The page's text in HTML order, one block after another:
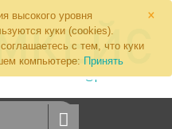
×
высокого уровня
куки (cookies).
с тем, что куки
компьютере: Принять
8 (800) 1000 274
sales@promkeis.ru